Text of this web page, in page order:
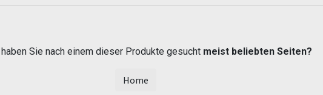
Sie nach einem dieser Produkte gesucht meist beliebten Seiten?
Home